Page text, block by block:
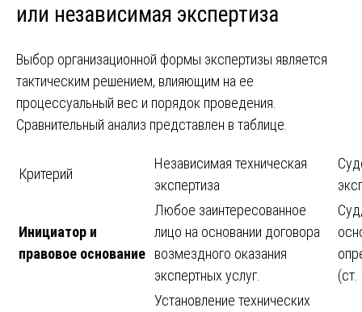
или независимая экспертиза
Выбор организационной формы экспертизы является
тактическим решением, влияющим на ее
процессуальный вес и порядок проведения.
Сравнительный анализ представлен в таблице.
Критерий
Независимая техническая
экспертиза
Инициатор и
правовое основание
Любое заинтересованное
лицо на основании договора
возмездного оказания
экспертных услуг.
Установление технических